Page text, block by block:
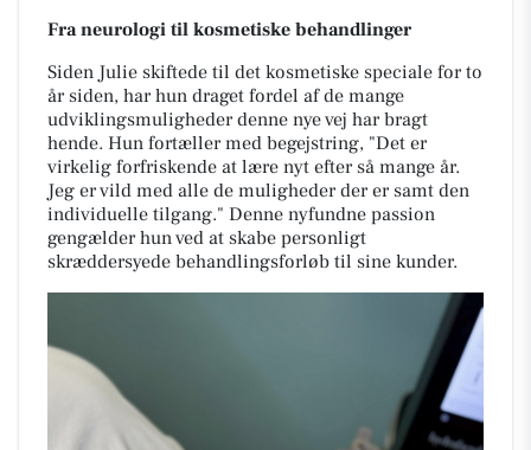
Fra neurologi til kosmetiske behandlinger
Siden Julie skiftede til det kosmetiske speciale for to
år siden, har hun draget fordel af de mange
udviklingsmuligheder denne nye vej har bragt
hende. Hun fortæller med begejstring, "Det er
virkelig forfriskende at lære nyt efter så mange år.
Jeg er vild med alle de muligheder der er samt den
individuelle tilgang." Denne nyfundne passion
gengælder hun ved at skabe personligt
skræddersyede behandlingsforløb til sine kunder.